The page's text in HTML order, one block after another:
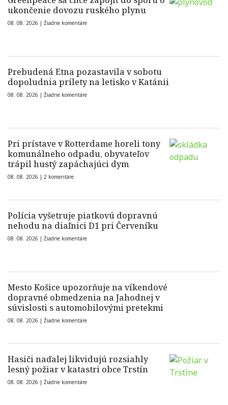
ukončenie dovozu ruského plynu
08. 08. 2026 | Žiadne komentáre
Prebudená Etna pozastavila v sobotu
dopoludnia prílety na letisko v Katánii
08. 08. 2026 | Žiadne komentáre
Pri prístave v Rotterdame horeli tony
komunálneho odpadu, obyvateľov
trápil hustý zapáchajúci dym
08. 08. 2026 | 2 komentáre
Polícia vyšetruje piatkovú dopravnú
nehodu na diaľnici D1 pri Červeníku
08. 08. 2026 | Žiadne komentáre
Mesto Košice upozorňuje na víkendové
dopravné obmedzenia na Jahodnej v
súvislosti s automobilovými pretekmi
08. 08. 2026 | Žiadne komentáre
Hasiči naďalej likvidujú rozsiahly
lesný požiar v katastri obce Trstín
08. 08. 2026 | Žiadne komentáre